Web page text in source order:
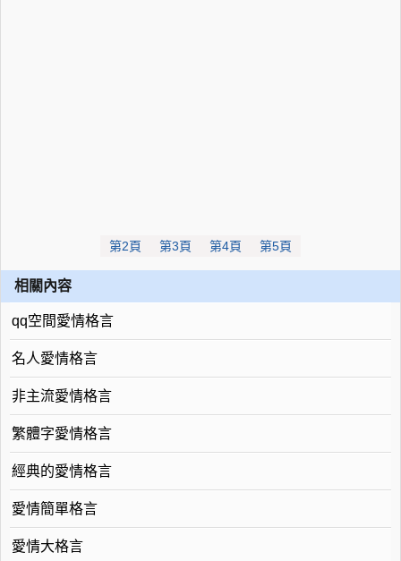
第2頁 第3頁 第4頁 第5頁
相關內容
qq空間愛情格言
名人愛情格言
非主流愛情格言
繁體字愛情格言
經典的愛情格言
愛情簡單格言
愛情大格言